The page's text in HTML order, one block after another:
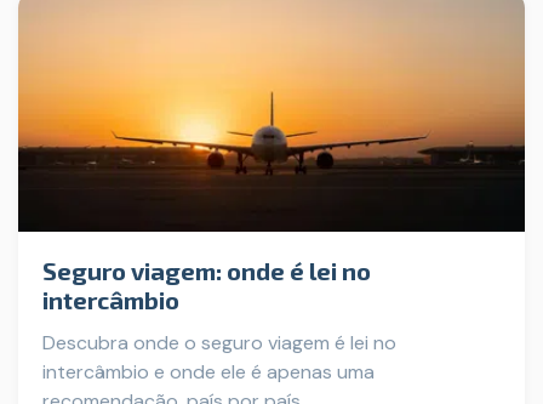
Seguro viagem: onde é lei no
intercâmbio
Descubra onde o seguro viagem é lei no
intercâmbio e onde ele é apenas uma